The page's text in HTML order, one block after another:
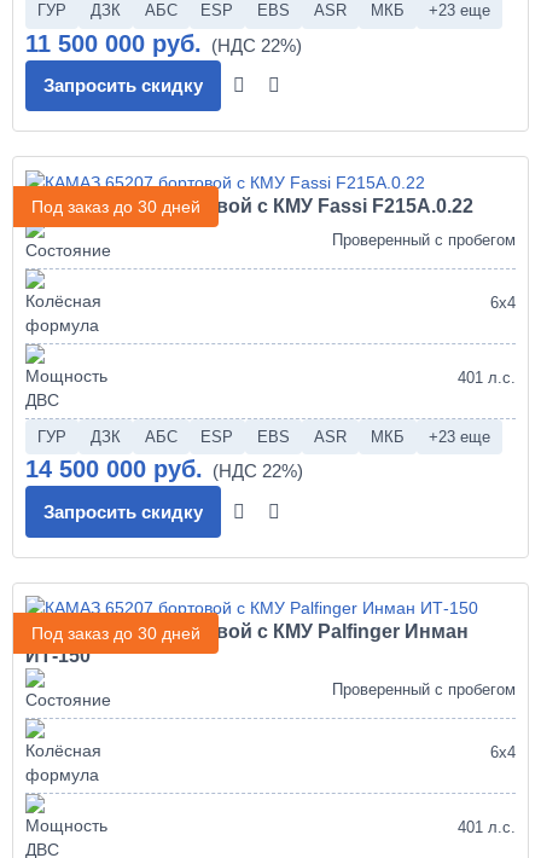
ГУР ДЗК АБС ESP EBS ASR МКБ +23 еще
11 500 000 руб.
Запросить скидку
Под заказ до 30 дней
КАМАЗ 65207 бортовой с КМУ Fassi F215A.0.22
Проверенный с пробегом
6х4
401 л.с.
ГУР ДЗК АБС ESP EBS ASR МКБ +23 еще
14 500 000 руб.
Запросить скидку
Под заказ до 30 дней
КАМАЗ 65207 бортовой с КМУ Palfinger Инман
ИТ-150
Проверенный с пробегом
6х4
401 л.с.